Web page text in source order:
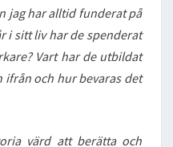
jag har alltid funderat på
i sitt liv har de spenderat
Vart har de utbildat
ifrån och hur bevaras det
värd att berätta och